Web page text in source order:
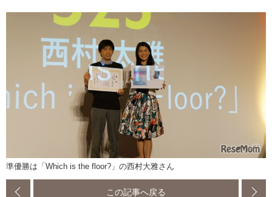
準優勝は「Which is the floor?」の西村大雅さん
この記事へ戻る